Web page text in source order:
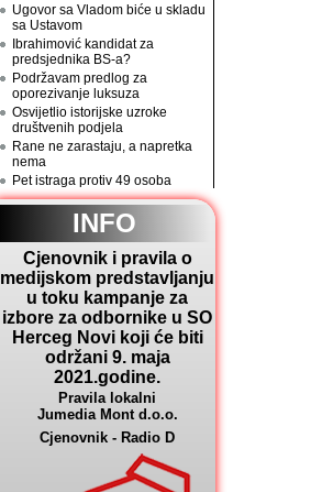
Ugovor sa Vladom biće u skladu
sa Ustavom
Ibrahimović kandidat za
predsjednika BS-a?
Podržavam predlog za
oporezivanje luksuza
Osvijetlio istorijske uzroke
društvenih podjela
Rane ne zarastaju, a napretka
nema
Pet istraga protiv 49 osoba
INFO
Cjenovnik i pravila o
medijskom predstavljanju
u toku kampanje za
izbore za odbornike u SO
Herceg Novi koji će biti
održani 9. maja
2021.godine.
Pravila lokalni
Jumedia Mont d.o.o.
Cjenovnik - Radio D